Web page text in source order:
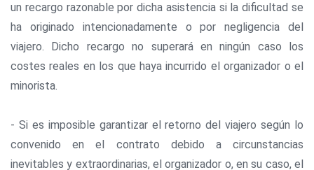
un recargo razonable por dicha asistencia si la dificultad se
ha originado intencionadamente o por negligencia del
viajero. Dicho recargo no superará en ningún caso los
costes reales en los que haya incurrido el organizador o el
minorista.
- Si es imposible garantizar el retorno del viajero según lo
convenido en el contrato debido a circunstancias
inevitables y extraordinarias, el organizador o, en su caso, el